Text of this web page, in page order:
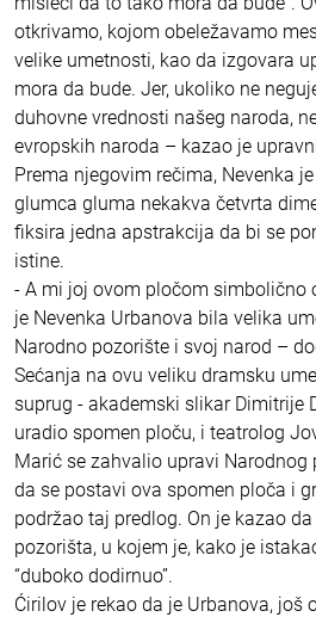
otkrivamo, kojom obeležavamo
velike umetnosti, kao da izgovara
mora da bude. Jer, ukoliko ne
duhovne vrednosti našeg naroda,
evropskih naroda – kazao je
Prema njegovim rečima, Nevenka
glumca gluma nekakva četvrta
fiksira jedna apstrakcija da bi se
istine.
- A mi joj ovom pločom simbolično
je Nevenka Urbanova bila velika
Narodno pozorište i svoj narod –
Sećanja na ovu veliku dramsku
suprug - akademski slikar Dimitrije
uradio spomen ploču, i teatrolog
Marić se zahvalio upravi
da se postavi ova spomen ploča i
podržao taj predlog. On je kazao
pozorišta, u kojem je, kako je
“duboko dodirnuo”.
Ćirilov je rekao da je Urbanova, još